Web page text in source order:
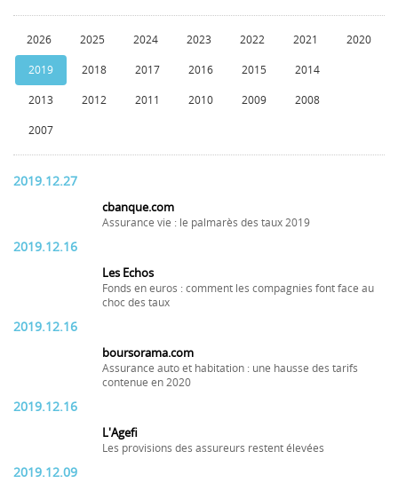
2026 2025 2024 2023 2022 2021 2020
2019 2018 2017 2016 2015 2014
2013 2012 2011 2010 2009 2008
2007
2019.12.27
cbanque.com
Assurance vie : le palmarès des taux 2019
2019.12.16
Les Echos
Fonds en euros : comment les compagnies font face au
choc des taux
2019.12.16
boursorama.com
Assurance auto et habitation : une hausse des tarifs
contenue en 2020
2019.12.16
L'Agefi
Les provisions des assureurs restent élevées
2019.12.09